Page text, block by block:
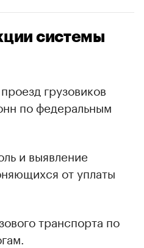
системы
грузовиков
по федеральным
и выявление
от уплаты
транспорта по